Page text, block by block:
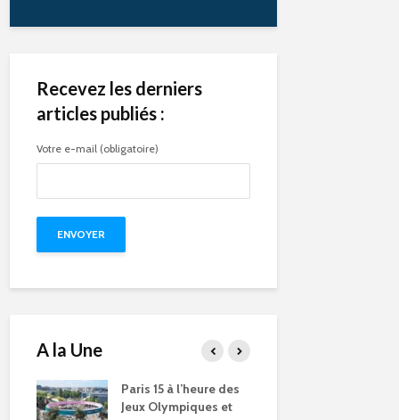
Recevez les derniers
articles publiés :
Votre e-mail (obligatoire)
A la Une
Compétitions, flamme
olympique… les Jeux